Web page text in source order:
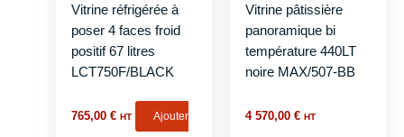
Vitrine réfrigérée à
poser 4 faces froid
positif 67 litres
LCT750F/BLACK
765,00 € HT Ajouter
Vitrine pâtissière
panoramique bi
température 440LT
noire MAX/507-BB
4 570,00 € HT